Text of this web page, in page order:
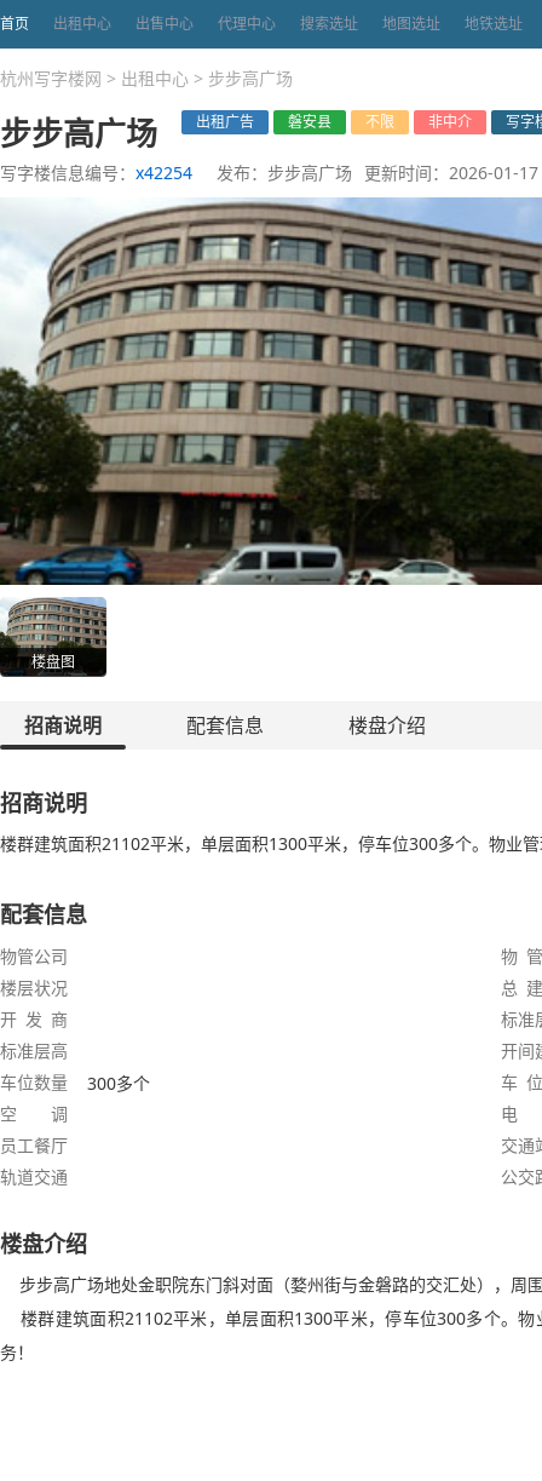
首页 出租中心 出售中心 代理中心 搜索选址 地图选址 地铁选址
杭州写字楼网 > 出租中心 > 步步高广场
步步高广场 出租广告 磐安县 不限 非中介 写字
写字楼信息编号： x42254 发布：步步高广场 更新时间：2026-01-17
楼盘图
招商说明 配套信息 楼盘介绍
招商说明
楼群建筑面积21102平米，单层面积1300平米，停车位300多个。物业
配套信息
物管公司
物
楼层状况
总
开 发 商
标准
标准层高
开间
车位数量
300多个
车
空 调
电
员工餐厅
交通
轨道交通
公交
楼盘介绍
步步高广场地处金职院东门斜对面（婺州街与金磐路的交汇处），周
楼群建筑面积21102平米，单层面积1300平米，停车位300多个。
务！